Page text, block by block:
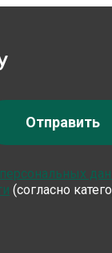
(согласно
Отправить